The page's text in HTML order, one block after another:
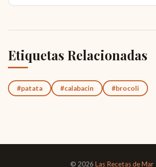
Etiquetas Relacionadas
#patata #calabacin #brocoli
© 2026 Las Recetas de Mar